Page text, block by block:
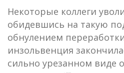
Некоторые коллеги
обидевшись на такую
обнулением
инзольвенция
сильно урезанном виде